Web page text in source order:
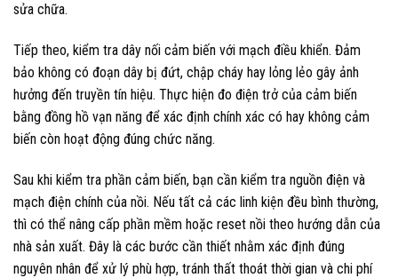
sửa chữa.
Tiếp theo, kiểm tra dây nối cảm biến với mạch điều khiển. Đảm
bảo không có đoạn dây bị đứt, chập cháy hay lỏng lẻo gây ảnh
hưởng đến truyền tín hiệu. Thực hiện đo điện trở của cảm biến
bằng đồng hồ vạn năng để xác định chính xác có hay không cảm
biến còn hoạt động đúng chức năng.
Sau khi kiểm tra phần cảm biến, bạn cần kiểm tra nguồn điện và
mạch điện chính của nồi. Nếu tất cả các linh kiện đều bình thường,
thì có thể nâng cấp phần mềm hoặc reset nồi theo hướng dẫn của
nhà sản xuất. Đây là các bước cần thiết nhằm xác định đúng
nguyên nhân để xử lý phù hợp, tránh thất thoát thời gian và chi phí